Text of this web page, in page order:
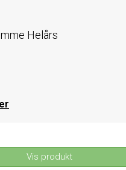
Helårs
Vis produkt